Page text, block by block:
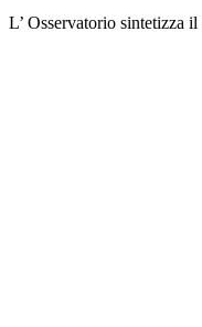
L’ Osservatorio sintetizza